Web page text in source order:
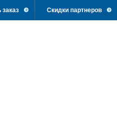
заказ Скидки партнеров